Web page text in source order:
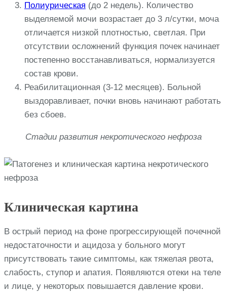
Полиурическая (до 2 недель). Количество
выделяемой мочи возрастает до 3 л/сутки, моча
отличается низкой плотностью, светлая. При
отсутствии осложнений функция почек начинает
постепенно восстанавливаться, нормализуется
состав крови.
Реабилитационная (3-12 месяцев). Больной
выздоравливает, почки вновь начинают работать
без сбоев.
Стадии развития некротического нефроза
Клиническая картина
В острый период на фоне прогрессирующей почечной
недостаточности и ацидоза у больного могут
присутствовать такие симптомы, как тяжелая рвота,
слабость, ступор и апатия. Появляются отеки на теле
и лице, у некоторых повышается давление крови.